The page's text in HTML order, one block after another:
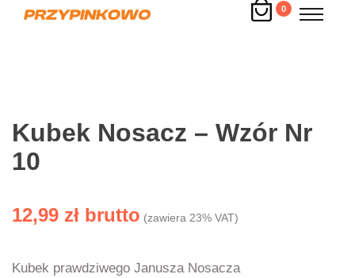
0
Kubek Nosacz – Wzór Nr
10
12,99 zł (zawiera 23% VAT)
Kubek prawdziwego Janusza Nosacza